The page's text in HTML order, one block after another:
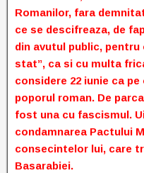
Romanilor, fara
ce se descifreaza, de
din avutul public,
stat”, ca si cu multa
considere 22 iunie ca
poporul roman. De
fost una cu fascismul.
condamnarea Pactului
consecintelor lui, care
Basarabiei.